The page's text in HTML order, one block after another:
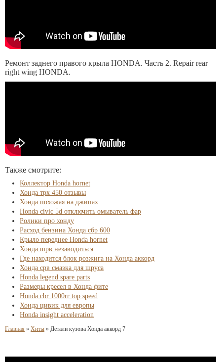
Ремонт заднего правого крыла HONDA. Часть 2. Repair rear
right wing HONDA.
Также смотрите:
Коллектор Honda hornet
Хонда трх 450 отзывы
Хонда похожая на джипах
Honda civic 5d отключить омыватель фар
Ролики про хонду
Расход бензина Хонда сбр 600
Крыло переднее Honda hornet
Хонда шрв незаводиться
Где находится блок розжига на Хонда аккорд
Хонда срв смазка для шруса
Honda legend spare parts
Размеры кресел в Хонда фите
Honda cbr 1000rr top speed
Хонда цивик для европы
Honda insight acceleration
Главная » Хиты » Детали кузова Хонда аккорд 7